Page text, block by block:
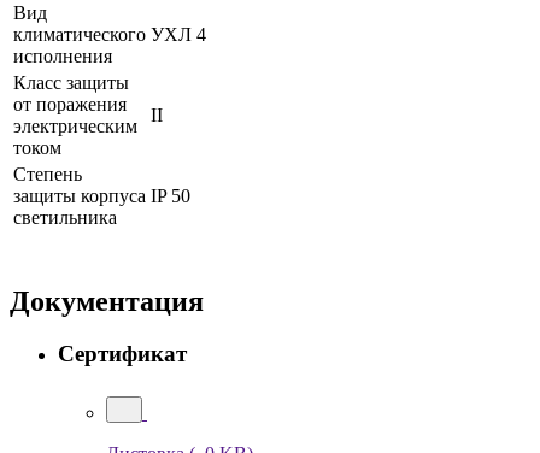
Вид
климатического
исполнения
УХЛ 4
Класс защиты
от поражения
электрическим
током
II
Степень
защиты корпуса
светильника
IP 50
Документация
Сертификат